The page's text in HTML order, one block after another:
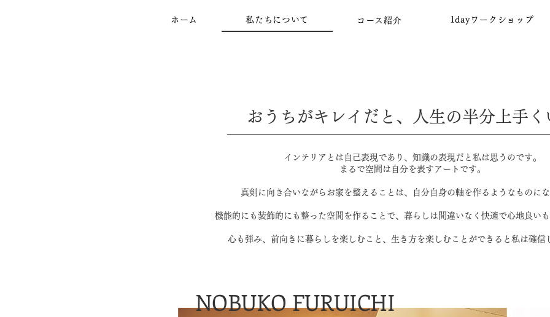
ホーム 私たちについて コース紹介 1dayワークショップ
おうちがキレイだと、人生の半分上手く
インテリアとは自己表現であり、知識の表現だと私は思うのです。
まるで空間は自分を表すアートです。
真剣に向き合いながらお家を整えることは、自分自身の軸を作るようなものにな
機能的にも装飾的にも整った空間を作ることで、暮らしは間違いなく快適で心地良いも
心も弾み、前向きに暮らしを楽しむこと、生き方を楽しむことができると私は確信
NOBUKO FURUICHI